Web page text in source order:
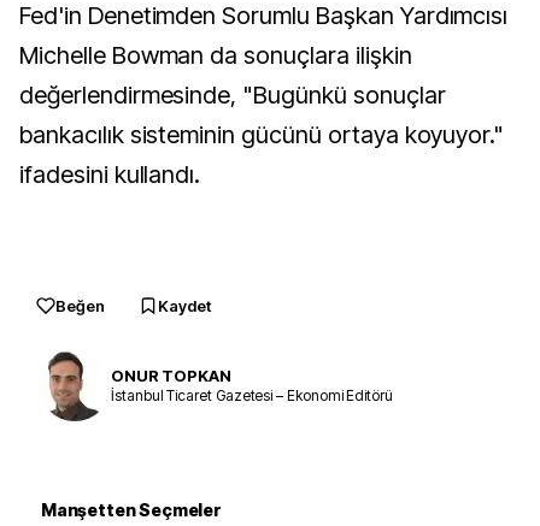
Fed'in Denetimden Sorumlu Başkan Yardımcısı
Michelle Bowman da sonuçlara ilişkin
değerlendirmesinde, "Bugünkü sonuçlar
bankacılık sisteminin gücünü ortaya koyuyor."
ifadesini kullandı.
Beğen Kaydet
ONUR TOPKAN
İstanbul Ticaret Gazetesi – Ekonomi Editörü
Manşetten Seçmeler